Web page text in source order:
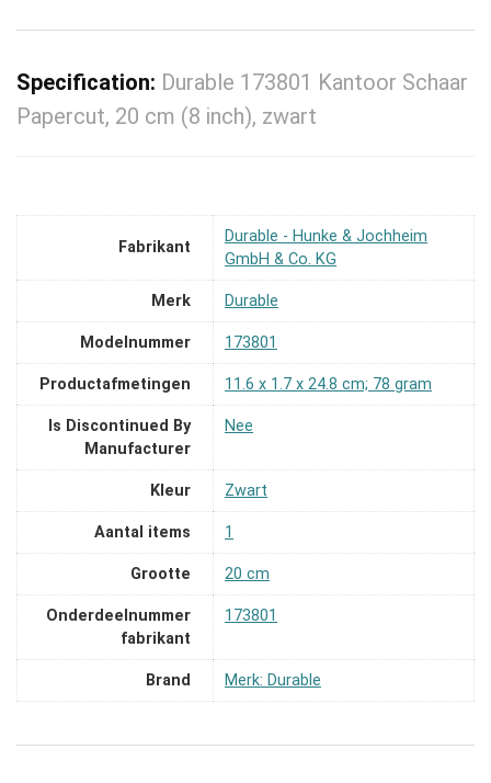
Specification: Durable 173801 Kantoor Schaar
Papercut, 20 cm (8 inch), zwart
Fabrikant
‎Durable - Hunke & Jochheim
GmbH & Co. KG
Merk ‎Durable
Modelnummer ‎173801
Productafmetingen ‎11.6 x 1.7 x 24.8 cm; 78 gram
Is Discontinued By
Manufacturer
‎Nee
Kleur ‎Zwart
Aantal items ‎1
Grootte ‎20 cm
Onderdeelnummer
fabrikant
‎173801
Brand Merk: Durable